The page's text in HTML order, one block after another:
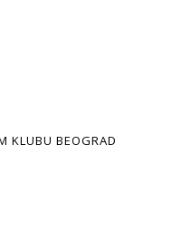
KLUBU BEOGRAD